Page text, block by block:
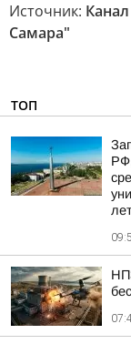
Источник:
Самара"
ТОП